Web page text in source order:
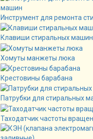
Инструмент для ремонта
Клавиши стиральных машин
Хомуты манжеты люка
Крестовины барабана
Патрубки для стиральных
Таходатчик частоты